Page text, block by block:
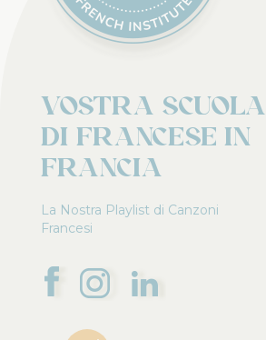
Vostra scuola
di francese in
Francia
La Nostra Playlist di Canzoni
Francesi